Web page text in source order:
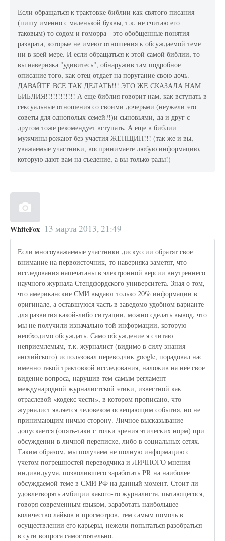
Если обращаться к трактовке библии как святого писания
(пишу именно с маленькой буквы, т.к. не считаю его
таковым) то содом и гоморра - это обобщенные понятия
разврата, которые не имеют отношения к обсуждаемой теме
ни в коей мере. И если обращаться к этой самой библии, то
вы наверняка "удивитесь", обнаружив там подробное
описание того, как отец отдает на поругание свою дочь.
ДАВАЙТЕ ВСЕ ТАК ДЕЛАТЬ!!! ЭТО ЖЕ СКАЗАЛА НАМ
БИБЛИЯ!!!!!!!!!!!! А еще библия говорит нам, как вступать в
сексуальные отношения со своими дочерьми (неужели это
советы для однополых семей?!)и сыновьями, да и друг с
другом тоже рекомендует вступать. А еще в библии
мужчины рожают без участия ЖЕНЩИН!!! (так же и вы,
уважаемые участники, воспринимаете любую информацию,
которую дают вам на съедение, а вы только рады!)
WhiteFox 13 марта 2013, 21:49
Если многоуважаемые участники дискуссии обратят свое
внимание на первоисточник, то наверняка заметят, что
исследования напечатаны в электронной версии внутреннего
научного журнала Стендфордского университета. Зная о том,
что американские СМИ выдают только 20% информации в
оригинале, а оставшуюся часть в заведомо удобном варианте
для развития какой-либо ситуации, можно сделать вывод, что
мы не получили изначально той информации, которую
необходимо обсуждать. Само обсуждение я считаю
неприемлемым, т.к. журналист (видимо в силу знания
английского) использовал переводчик google, порадовал нас
именно такой трактовкой исследования, наложив на неё свое
видение вопроса, нарушив тем самым регламент
международной журналистской этики, известной как
отраслевой «кодекс чести», в котором прописано, что
журналист является человеком освещающим события, но не
принимающим ничью сторону. Личное высказывание
допускается (опять-таки с точки зрения этических норм) при
обсуждении в личной переписке, либо в социальных сетях.
Таким образом, мы получаем не полную информацию с
учетом погрешностей переводчика и ЛИЧНОГО мнения
индивидуума, позволившего заработать PR на наиболее
обсуждаемой теме в СМИ РФ на данный момент. Стоит ли
удовлетворять амбиции какого-то журналиста, пытающегося,
говоря современным языком, заработать наибольшее
количество лайков и просмотров, тем самым помочь в
осуществлении его карьеры, нежели попытаться разобраться
в сути вопроса самостоятельно.